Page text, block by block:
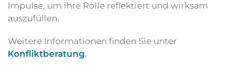
Impulse, um ihre Rolle reflektiert und wirksam
auszufüllen.
Weitere Informationen finden Sie unter
Konfliktberatung.